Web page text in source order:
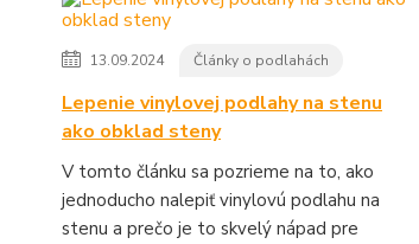
13.09.2024 Články o podlahách
Lepenie vinylovej podlahy na stenu
ako obklad steny
V tomto článku sa pozrieme na to, ako
jednoducho nalepiť vinylovú podlahu na
stenu a prečo je to skvelý nápad pre